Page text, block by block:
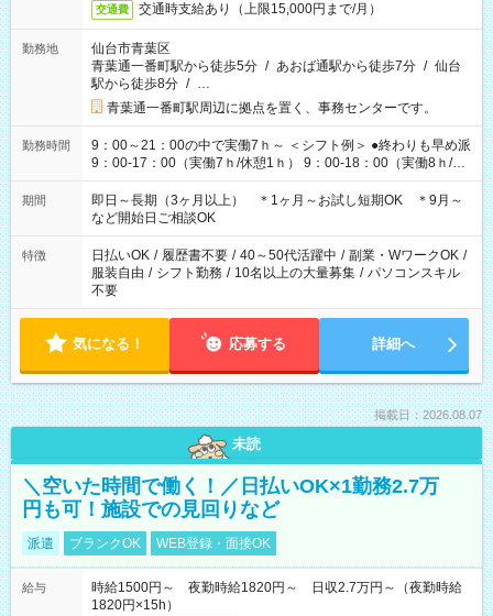
交通費 交通時支給あり（上限15,000円まで/月）
勤務地
仙台市青葉区
青葉通一番町駅から徒歩5分 / あおば通駅から徒歩7分 / 仙台
駅から徒歩8分 / …
青葉通一番町駅周辺に拠点を置く、事務センターです。
勤務時間
9：00～21：00の中で実働7ｈ～ ＜シフト例＞ ●終わりも早め派
9：00-17：00（実働7ｈ/休憩1ｈ） 9：00-18：00（実働8ｈ/休
憩1ｈ） 10：00-19：00（実働8ｈ/休憩1ｈ） ●朝ゆっくり派
11：00-20：00（実働8ｈ/休憩1ｈ） 12：00-20：00（実働7ｈ/
休憩1ｈ） 12：00-21：00（実働8ｈ/休憩1ｈ） 13：00-22：
00（実働8ｈ/休憩1ｈ） ＊時間帯固定OK
期間
即日～長期（3ヶ月以上） ＊1ヶ月～お試し短期OK ＊9月～
など開始日ご相談OK
特徴 日払いOK / 履歴書不要 / 40～50代活躍中 / 副業・WワークOK /
服装自由 / シフト勤務 / 10名以上の大量募集 / パソコンスキル
不要
気になる！ 応募する 詳細へ
掲載日：2026.08.07
未読
＼空いた時間で働く！／日払いOK×1勤務2.7万
円も可！施設での見回りなど
派遣 ブランクOK WEB登録・面接OK
給与
時給1500円～ 夜勤時給1820円～ 日収2.7万円～（夜勤時給
1820円×15h）